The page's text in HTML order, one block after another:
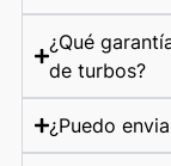
¿Qué
de turbos?
¿Puedo